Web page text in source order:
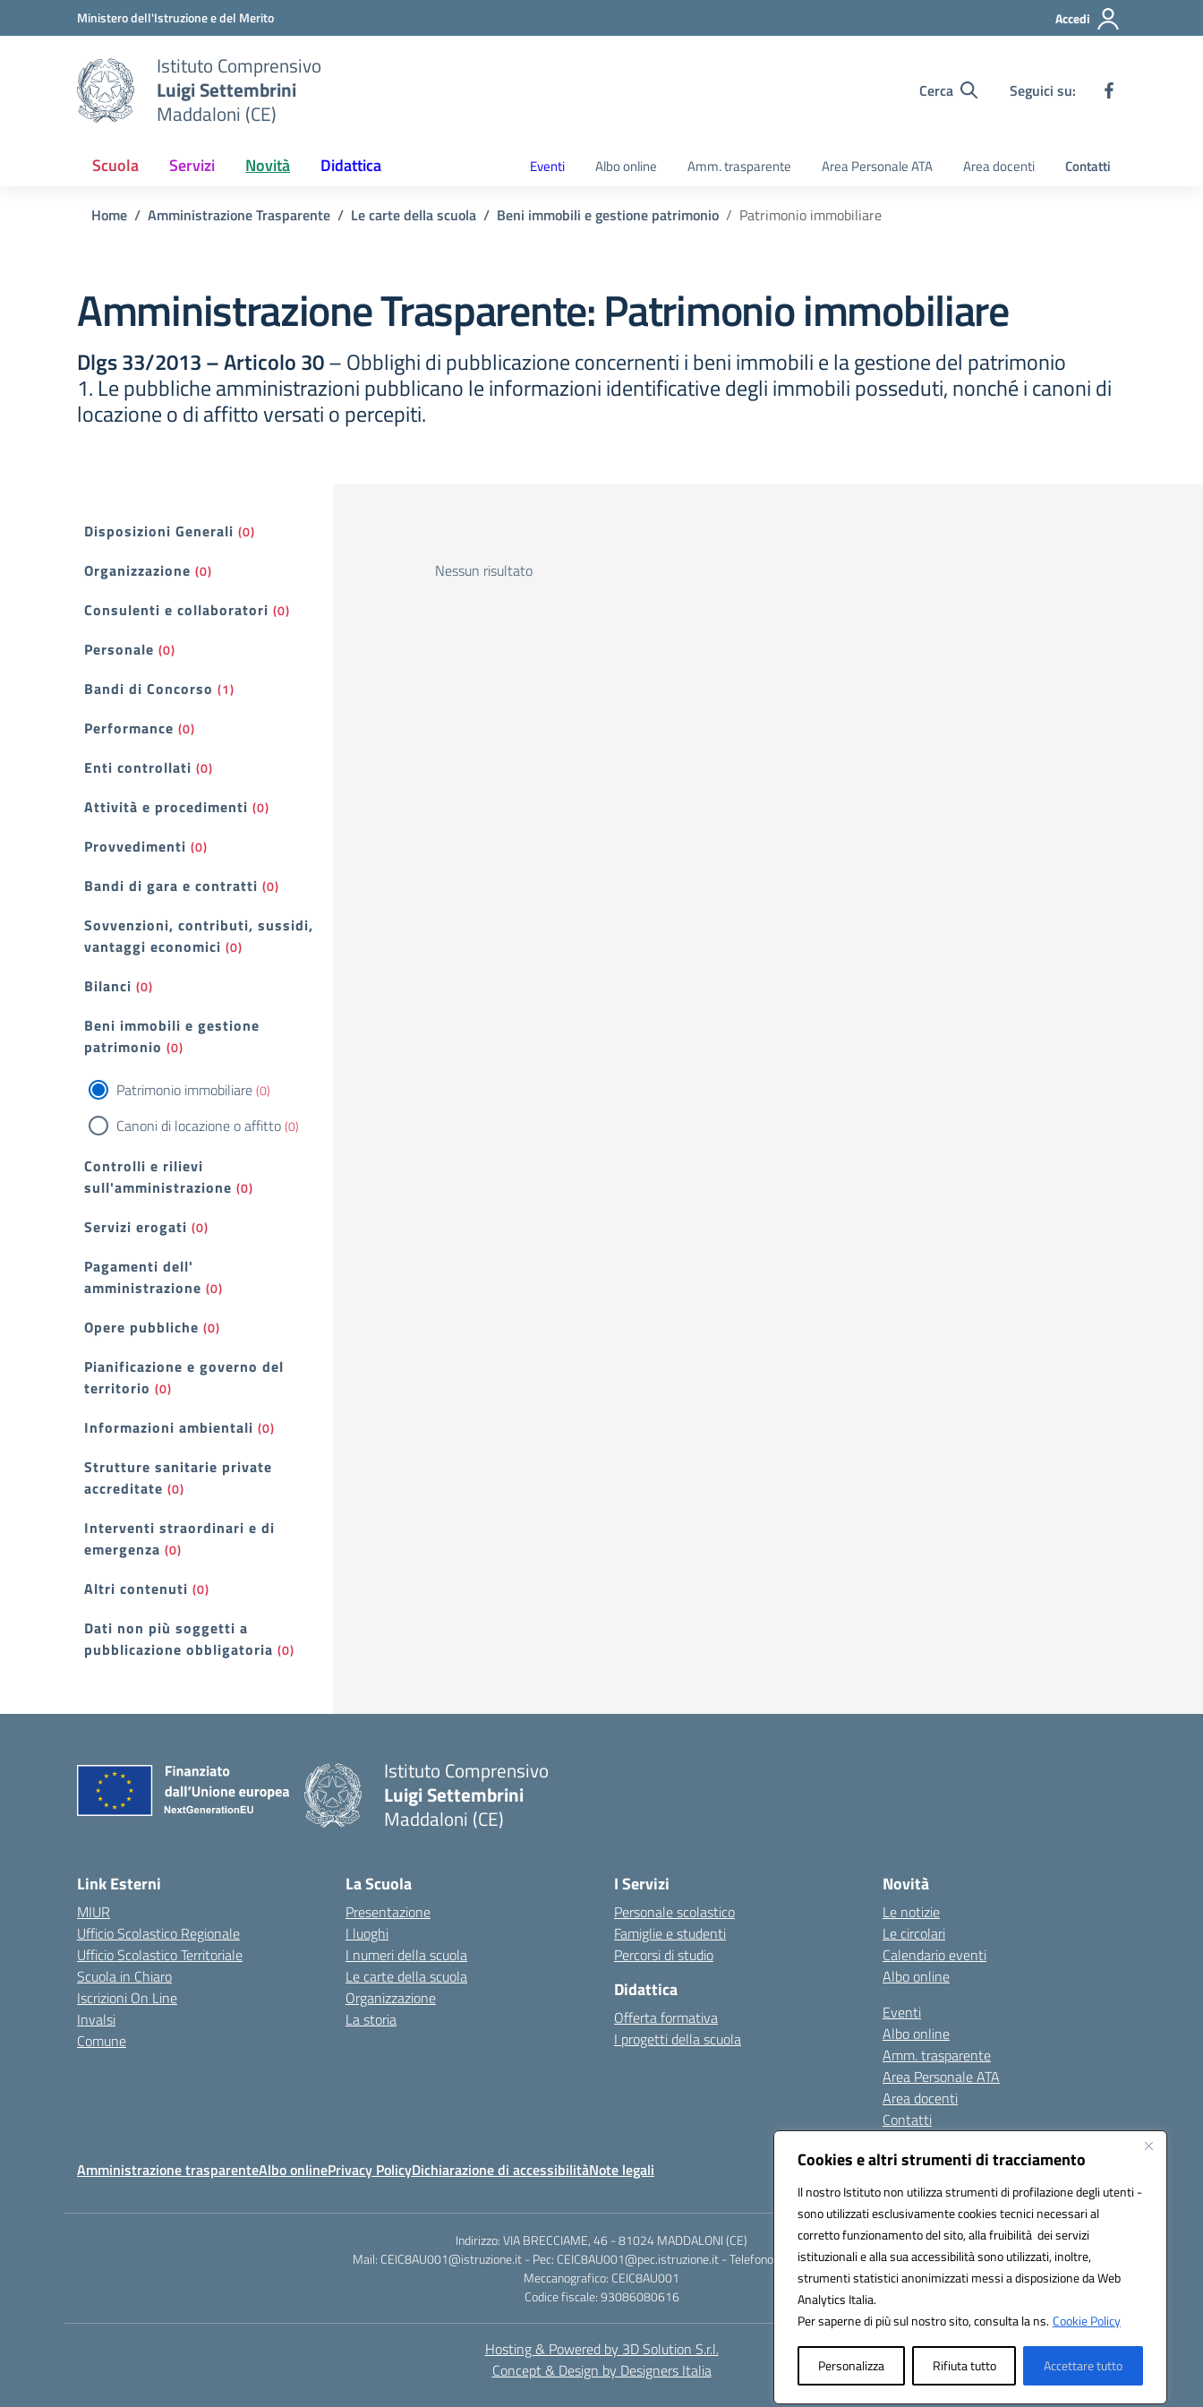
Cookies e altri strumenti di tracciamento
Il nostro Istituto non utilizza strumenti di profilazione degli utenti -
sono utilizzati esclusivamente cookies tecnici necessari al
corretto funzionamento del sito, alla fruibilità dei servizi
istituzionali e alla sua accessibilità sono utilizzati, inoltre,
strumenti statistici anonimizzati messi a disposizione da Web
Analytics Italia.
Per saperne di più sul nostro sito, consulta la ns.Cookie Policy
Personalizza Rifiuta tutto Accettare tutto
Vai ai contenuti
Vai al menu di navigazioneMinistero dell'Istruzione e del Merito Accedi
Istituto Comprensivo
Luigi Settembrini
Maddaloni (CE)
Cerca Seguici su:
Scuola Servizi Novità Didattica Eventi Albo online Amm. trasparente Area Personale ATA Area docenti Contatti
Home Amministrazione Trasparente Le carte della scuola Beni immobili e gestione patrimonio Patrimonio immobiliare
Amministrazione Trasparente:Patrimonio immobiliare
Dlgs 33/2013 – Articolo 30– Obblighi di pubblicazione concernenti i beni immobili e la gestione del patrimonio
1. Le pubbliche amministrazioni pubblicano le informazioni identificative degli immobili posseduti, nonché i canoni di
locazione o di affitto versati o percepiti.
Filtri
Disposizioni Generali (0)
Organizzazione (0)
Consulenti e collaboratori (0)
Personale (0)
Bandi di Concorso (1)
Performance (0)
Enti controllati (0)
Attività e procedimenti (0)
Provvedimenti (0)
Bandi di gara e contratti (0)
Sovvenzioni, contributi, sussidi,
vantaggi economici (0)
Bilanci (0)
Beni immobili e gestione
patrimonio (0)
Patrimonio immobiliare(0)
Canoni di locazione o affitto(0)
Controlli e rilievi
sull'amministrazione (0)
Servizi erogati (0)
Pagamenti dell'
amministrazione (0)
Opere pubbliche (0)
Pianificazione e governo del
territorio (0)
Informazioni ambientali (0)
Strutture sanitarie private
accreditate (0)
Interventi straordinari e di
emergenza (0)
Altri contenuti (0)
Dati non più soggetti a
pubblicazione obbligatoria (0)
Nessun risultato
Istituto Comprensivo
Luigi Settembrini
Maddaloni (CE)
Link Esterni
MIUR
Ufficio Scolastico Regionale
Ufficio Scolastico Territoriale
Scuola in Chiaro
Iscrizioni On Line
Invalsi
Comune
La Scuola
Presentazione
I luoghi
I numeri della scuola
Le carte della scuola
Organizzazione
La storia
I Servizi
Personale scolastico
Famiglie e studenti
Percorsi di studio
Didattica
Offerta formativa
I progetti della scuola
Novità
Le notizie
Le circolari
Calendario eventi
Albo online
Eventi
Albo online
Amm. trasparente
Area Personale ATA
Area docenti
Contatti
Amministrazione trasparenteAlbo onlinePrivacy PolicyDichiarazione di accessibilitàNote legali
Indirizzo: VIA BRECCIAME, 46 - 81024 MADDALONI (CE)
Mail: CEIC8AU001@istruzione.it - Pec: CEIC8AU001@pec.istruzione.it - Telefono: 0823408721
Meccanografico: CEIC8AU001
Codice fiscale: 93086080616
Hosting & Powered by 3D Solution S.r.l.
Concept & Design by Designers Italia